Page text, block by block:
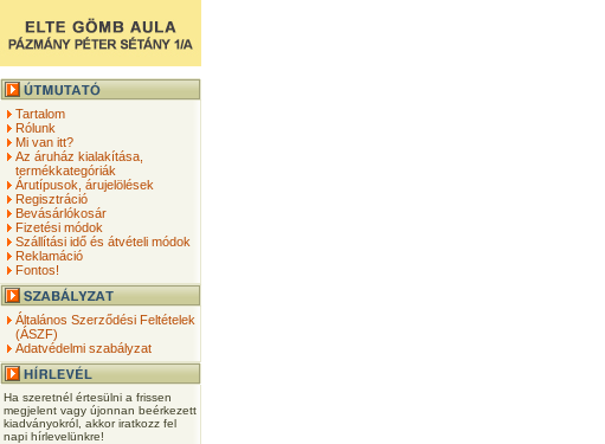
Tartalom
Rólunk
Mi van itt?
Az áruház kialakítása,
termékkategóriák
Árutípusok, árujelölések
Regisztráció
Bevásárlókosár
Fizetési módok
Szállítási idő és átvételi módok
Reklamáció
Fontos!
Általános Szerződési Feltételek
(ÁSZF)
Adatvédelmi szabályzat
Ha szeretnél értesülni a frissen
megjelent vagy újonnan beérkezett
kiadványokról, akkor iratkozz fel
napi hírlevelünkre!